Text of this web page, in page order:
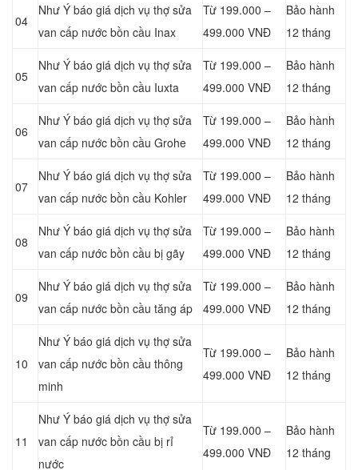
04
Như Ý báo giá dịch vụ thợ sửa
van cấp nước bồn cầu Inax
Từ 199.000 –
499.000 VNĐ
Bảo hành
12 tháng
05
Như Ý báo giá dịch vụ thợ sửa
van cấp nước bồn cầu Iuxta
Từ 199.000 –
499.000 VNĐ
Bảo hành
12 tháng
06
Như Ý báo giá dịch vụ thợ sửa
van cấp nước bồn cầu Grohe
Từ 199.000 –
499.000 VNĐ
Bảo hành
12 tháng
07
Như Ý báo giá dịch vụ thợ sửa
van cấp nước bồn cầu Kohler
Từ 199.000 –
499.000 VNĐ
Bảo hành
12 tháng
08
Như Ý báo giá dịch vụ thợ sửa
van cấp nước bồn cầu bị gãy
Từ 199.000 –
499.000 VNĐ
Bảo hành
12 tháng
09
Như Ý báo giá dịch vụ thợ sửa
van cấp nước bồn cầu tăng áp
Từ 199.000 –
499.000 VNĐ
Bảo hành
12 tháng
10
Như Ý báo giá dịch vụ thợ sửa
van cấp nước bồn cầu thông
minh
Từ 199.000 –
499.000 VNĐ
Bảo hành
12 tháng
11
Như Ý báo giá dịch vụ thợ sửa
van cấp nước bồn cầu bị rỉ
nước
Từ 199.000 –
499.000 VNĐ
Bảo hành
12 tháng